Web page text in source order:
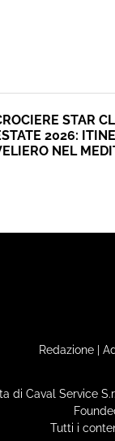
STAR
2026:
NEL
Redazione|
di Caval Service
Tutti i